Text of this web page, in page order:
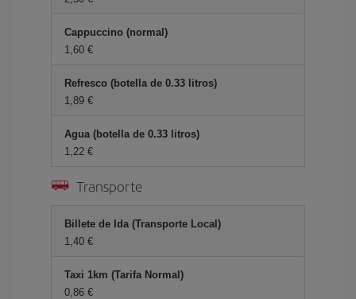
Cappuccino (normal)
1,60 €
Refresco (botella de 0.33 litros)
1,89 €
Agua (botella de 0.33 litros)
1,22 €
Transporte
Billete de Ida (Transporte Local)
1,40 €
Taxi 1km (Tarifa Normal)
0,86 €